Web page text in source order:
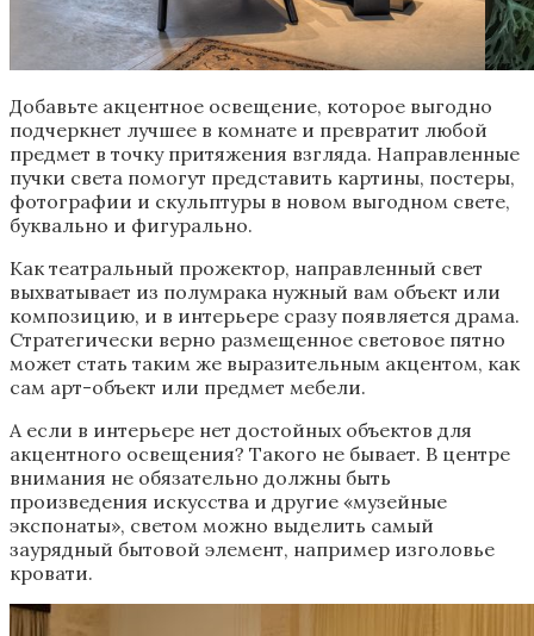
Добавьте акцентное освещение, которое выгодно
подчеркнет лучшее в комнате и превратит любой
предмет в точку притяжения взгляда. Направленные
пучки света помогут представить картины, постеры,
фотографии и скульптуры в новом выгодном свете,
буквально и фигурально.
Как театральный прожектор, направленный свет
выхватывает из полумрака нужный вам объект или
композицию, и в интерьере сразу появляется драма.
Стратегически верно размещенное световое пятно
может стать таким же выразительным акцентом, как
сам арт-объект или предмет мебели.
А если в интерьере нет достойных объектов для
акцентного освещения? Такого не бывает. В центре
внимания не обязательно должны быть
произведения искусства и другие «музейные
экспонаты», светом можно выделить самый
заурядный бытовой элемент, например изголовье
кровати.